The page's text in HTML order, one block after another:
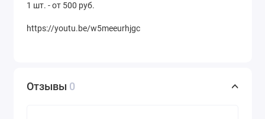
1 шт. - от 500 руб.
https://youtu.be/w5meeurhjgc
Отзывы 0